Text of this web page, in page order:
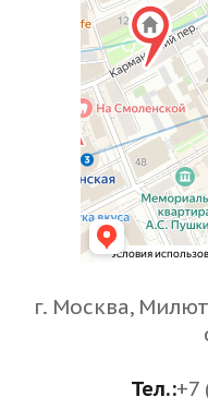
г. Москва,
Тел.:+7